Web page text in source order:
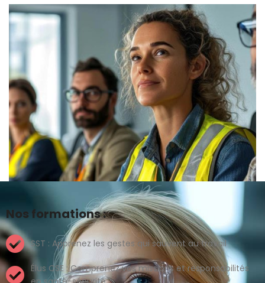
Nos formations :
SST : Apprenez les gestes qui sauvent au travail
Élus CSE : Comprenez vos missions et responsabilités